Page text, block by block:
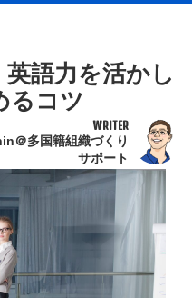
語力を活かし
るコツ
WRITER
＠多国籍組織づくり
サポート